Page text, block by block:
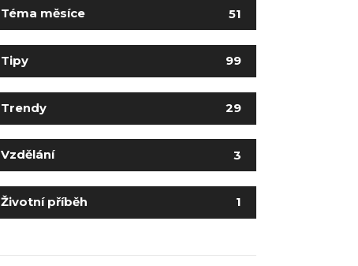
Téma měsíce 51
Tipy 99
Trendy 29
Vzdělání 3
Životní příběh 1